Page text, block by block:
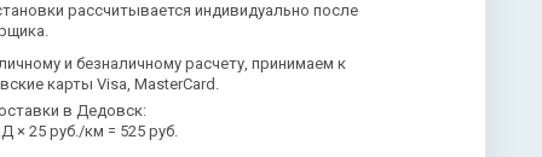
рассчитывается индивидуально после
и безналичному расчету, принимаем к
карты Visa, MasterCard.
в Дедовск:
× 25 руб./км = 525 руб.